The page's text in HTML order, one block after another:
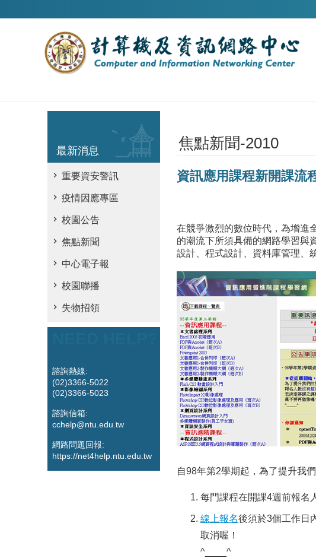
最新消息
重要資安警訊
疫情因應專區
校園公告
焦點新聞
中心電子報
校園聯播
失物招領
諮詢熱線:
(02)3366-5022
(02)3366-5023
諮詢信箱:
cchelp@ntu.edu.tw
網路問題回報:
https://net4help.ntu.edu.tw
焦點新聞-2010
資訊應用課程新開課流
在競爭激烈的數位時代，為增進
的潮流下所須具備的網路學習與
設計、程式設計、資料庫管理、
自98年第2學期起，為了提升我
每門課程在開課4週前報名
線上報名後須於3個工作日
取消喔！
^____^